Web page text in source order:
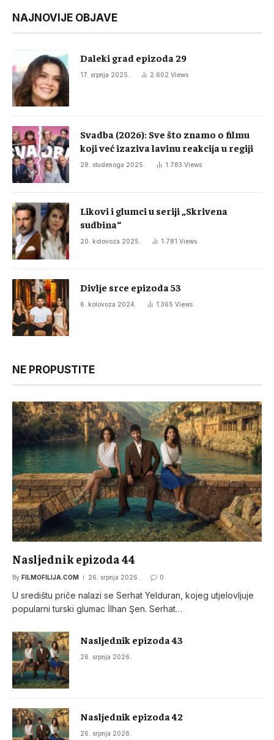
NAJNOVIJE OBJAVE
Daleki grad epizoda 29
17. srpnja 2025. 2.602 Views
Svadba (2026): Sve što znamo o filmu
koji već izaziva lavinu reakcija u regiji
28. studenoga 2025. 1.783 Views
Likovi i glumci u seriji „Skrivena
sudbina“
20. kolovoza 2025. 1.781 Views
Divlje srce epizoda 53
6. kolovoza 2024. 1.365 Views
NE PROPUSTITE
Nasljednik epizoda 44
By FILMOFILIJA.COM 26. srpnja 2026. 0
U središtu priče nalazi se Serhat Yelduran, kojeg utjelovljuje
popularni turski glumac İlhan Şen. Serhat…
Nasljednik epizoda 43
26. srpnja 2026.
Nasljednik epizoda 42
26. srpnja 2026.